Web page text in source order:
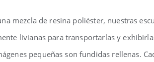
mezcla de resina poliéster, nuestras
livianas para transportarlas y
pequeñas son fundidas rellenas.